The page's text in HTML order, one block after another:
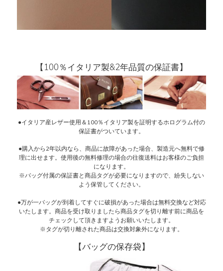
【100％イタリア製&2年品質の保証書】
●イタリア産レザー使用＆100％イタリア製を証明するホログラム付の
保証書がついています。
●購入から2年以内なら、商品に故障があった場合、製造元へ無料で修
理に出せます。使用後の無料修理の場合の往復送料はお客様のご負担
になります。
※バッグ付属の保証書と商品タグが必要になりますので、紛失しない
よう保管してください。
●万が一バッグが到着してすぐに破損があった場合は無料交換など対応
いたします。商品を受け取りましたら商品タグを切り離す前に商品を
チェックして頂きますようお願いいたします。
※タグが切り離された商品は交換対象外になります。
【バッグの保存袋】